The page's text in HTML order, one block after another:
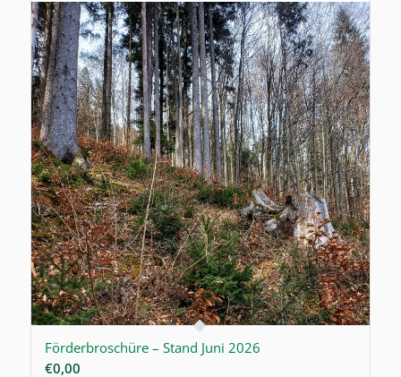
Förderbroschüre – Stand Juni 2026
€0,00